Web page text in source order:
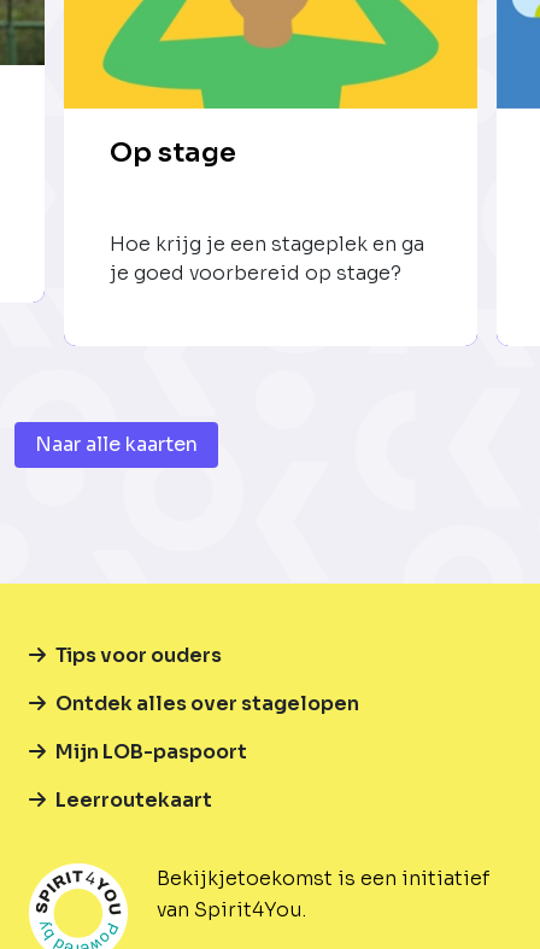
Op stage
Hoe krijg je een stageplek en ga
je goed voorbereid op stage?
Naar alle kaarten
Bekijkjetoekomst is een initiatief
van Spirit4You.
Tips voor ouders
Ontdek alles over stagelopen
Mijn LOB-paspoort
Leerroutekaart